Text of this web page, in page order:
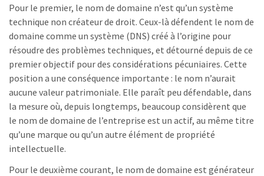
Pour le premier, le nom de domaine n’est qu’un système
technique non créateur de droit. Ceux-là défendent le nom de
domaine comme un système (DNS) créé à l’origine pour
résoudre des problèmes techniques, et détourné depuis de ce
premier objectif pour des considérations pécuniaires. Cette
position a une conséquence importante : le nom n’aurait
aucune valeur patrimoniale. Elle paraît peu défendable, dans
la mesure où, depuis longtemps, beaucoup considèrent que
le nom de domaine de l’entreprise est un actif, au même titre
qu’une marque ou qu’un autre élément de propriété
intellectuelle.
Pour le deuxième courant, le nom de domaine est générateur